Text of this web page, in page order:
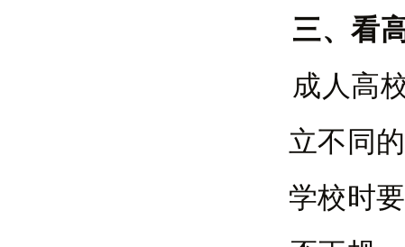
三、看
成人高
立不同
学校时